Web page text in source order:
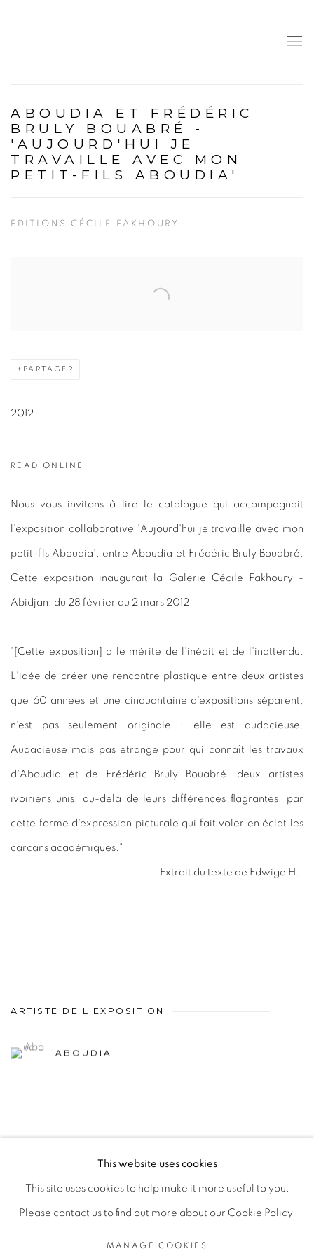
ABOUDIA ET FRÉDÉRIC
BRULY BOUABRÉ -
'AUJOURD'HUI JE
TRAVAILLE AVEC MON
PETIT-FILS ABOUDIA'
EDITIONS CÉCILE FAKHOURY
PARTAGER
2012
READ ONLINE
Nous vous invitons à lire le catalogue qui accompagnait
l'exposition collaborative 'Aujourd'hui je travaille avec mon
petit-fils Aboudia', entre Aboudia et Frédéric Bruly Bouabré.
Cette exposition inaugurait la Galerie Cécile Fakhoury -
Abidjan, du 28 février au 2 mars 2012.
"[Cette exposition] a le mérite de l'inédit et de l'inattendu.
L'idée de créer une rencontre plastique entre deux artistes
que 60 années et une cinquantaine d'expositions séparent,
n'est pas seulement originale ; elle est audacieuse.
Audacieuse mais pas étrange pour qui connaît les travaux
d'Aboudia et de Frédéric Bruly Bouabré, deux artistes
ivoiriens unis, au-delà de leurs différences flagrantes, par
cette forme d'expression picturale qui fait voler en éclat les
carcans académiques."
Extrait du texte de Edwige H.
ARTISTE DE L'EXPOSITION
ABOUDIA
MANAGE COOKIES
COPYRIGHT © 2026 GALERIE CÉCILE FAKHOURY
SITE BY ARTLOGIC
This website uses cookies
This site uses cookies to help make it more useful to you.
Please contact us to find out more about our Cookie Policy.
MANAGE COOKIES